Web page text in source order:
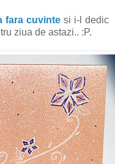
fara cuvinte si i-l dedic
ziua de astazi.. :P.